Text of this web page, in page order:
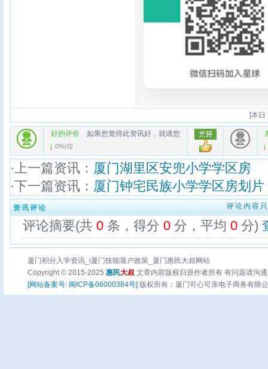
[本日
好的评价 如果您觉得此资讯好，就请您
0%(0)
·上一篇资讯： 厦门湖里区安兜小学学区房
·下一篇资讯： 厦门钟宅民族小学学区房划片
资讯评论 评论内容
评论摘要(共 0 条，得分 0 分，平均 0 分)
厦门积分入学资讯_i厦门技能落户政策_厦门惠民大叔网站
Copyright © 2015-2025 惠民大叔 文章内容版权归原作者所有 有问题请沟
[网站备案号: 闽ICP备06000384号] 版权所有：厦门可心可亲电子商务有限